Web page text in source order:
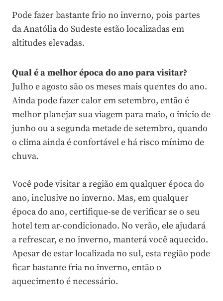
Pode fazer bastante frio no inverno, pois partes
da Anatólia do Sudeste estão localizadas em
altitudes elevadas.
Qual é a melhor época do ano para visitar?
Julho e agosto são os meses mais quentes do ano.
Ainda pode fazer calor em setembro, então é
melhor planejar sua viagem para maio, o início de
junho ou a segunda metade de setembro, quando
o clima ainda é confortável e há risco mínimo de
chuva.
Você pode visitar a região em qualquer época do
ano, inclusive no inverno. Mas, em qualquer
época do ano, certifique-se de verificar se o seu
hotel tem ar-condicionado. No verão, ele ajudará
a refrescar, e no inverno, manterá você aquecido.
Apesar de estar localizada no sul, esta região pode
ficar bastante fria no inverno, então o
aquecimento é necessário.